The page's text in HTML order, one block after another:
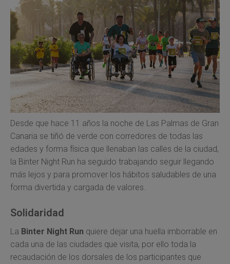
Desde que hace 11 años la noche de Las Palmas de Gran
Canaria se tiñó de verde con corredores de todas las
edades y forma física que llenaban las calles de la ciudad,
la Binter Night Run ha seguido trabajando seguir llegando
más lejos y para promover los hábitos saludables de una
forma divertida y cargada de valores.
Solidaridad
La Binter Night Run quiere dejar una huella imborrable en
cada una de las ciudades que visita, por ello toda la
recaudación de los dorsales de los participantes que